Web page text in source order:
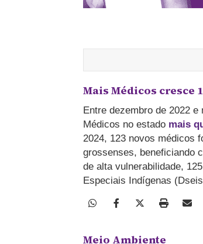
Mais Médicos cresce
Entre dezembro de 2022
Médicos no estado mais
2024, 123 novos médicos
grossenses, beneficiando
de alta vulnerabilidade,
Especiais Indígenas
Meio Ambiente